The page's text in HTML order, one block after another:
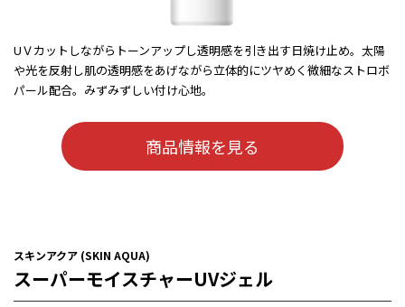
UＶカットしながらトーンアップし透明感を引き出す日焼け止め。太陽
や光を反射し肌の透明感をあげながら立体的にツヤめく微細なストロボ
パール配合。みずみずしい付け心地。
商品情報を見る
スキンアクア (SKIN AQUA)
スーパーモイスチャーUVジェル